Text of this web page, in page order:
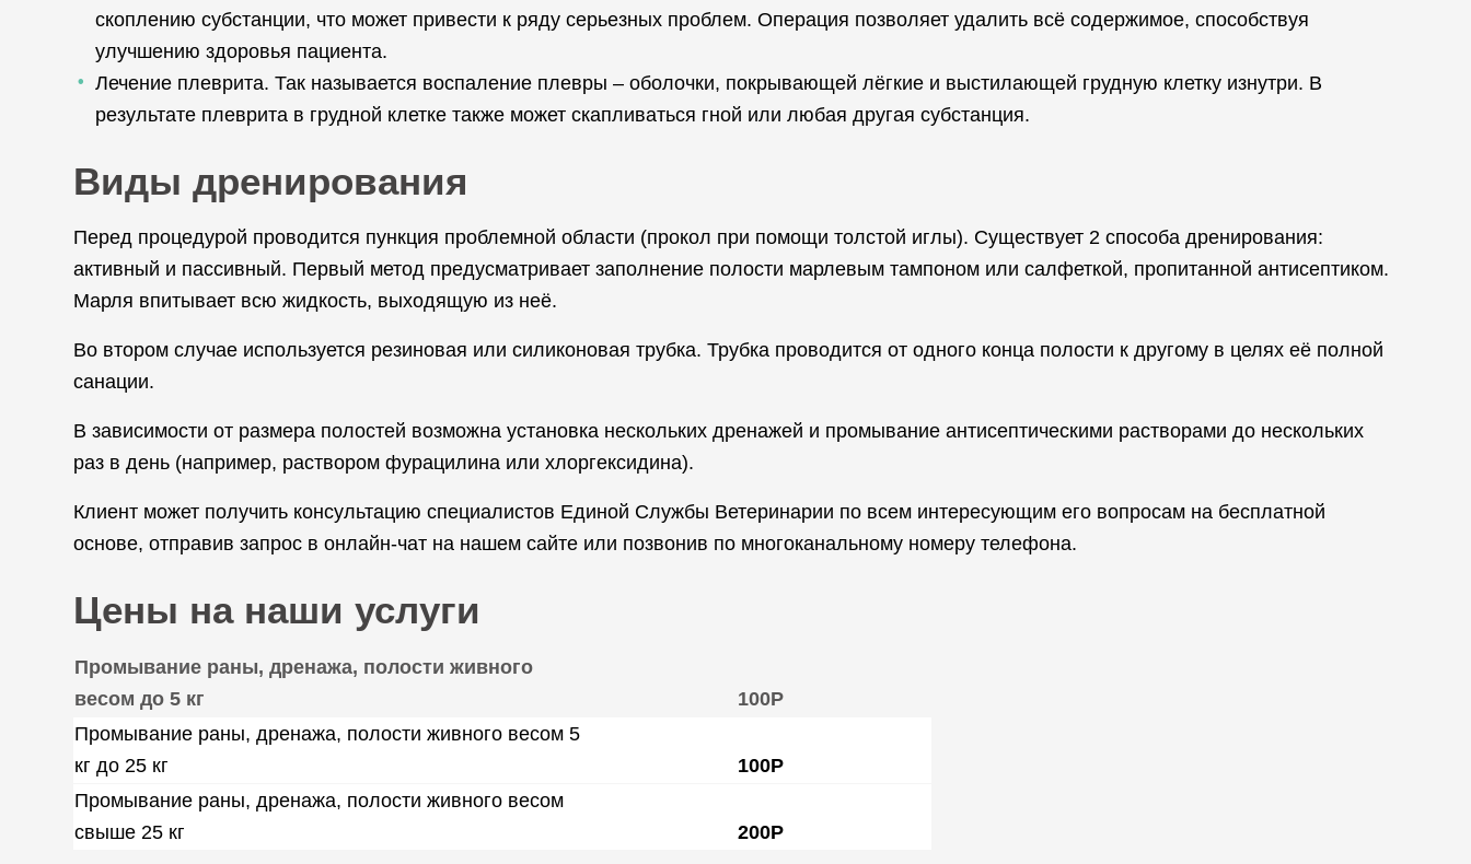
скоплению субстанции, что может привести к ряду серьезных проблем. Операция позволяет удалить всё содержимое, способствуя
улучшению здоровья пациента.
Лечение плеврита. Так называется воспаление плевры – оболочки, покрывающей лёгкие и выстилающей грудную клетку изнутри. В
результате плеврита в грудной клетке также может скапливаться гной или любая другая субстанция.
Виды дренирования
Перед процедурой проводится пункция проблемной области (прокол при помощи толстой иглы). Существует 2 способа дренирования:
активный и пассивный. Первый метод предусматривает заполнение полости марлевым тампоном или салфеткой, пропитанной антисептиком.
Марля впитывает всю жидкость, выходящую из неё.
Во втором случае используется резиновая или силиконовая трубка. Трубка проводится от одного конца полости к другому в целях её полной
санации.
В зависимости от размера полостей возможна установка нескольких дренажей и промывание антисептическими растворами до нескольких
раз в день (например, раствором фурацилина или хлоргексидина).
Клиент может получить консультацию специалистов Единой Службы Ветеринарии по всем интересующим его вопросам на бесплатной
основе, отправив запрос в онлайн-чат на нашем сайте или позвонив по многоканальному номеру телефона.
Цены на наши услуги
Промывание раны, дренажа, полости живного
весом до 5 кг
100Р
Промывание раны, дренажа, полости живного весом 5
кг до 25 кг
100Р
Промывание раны, дренажа, полости живного весом
свыше 25 кг
200Р